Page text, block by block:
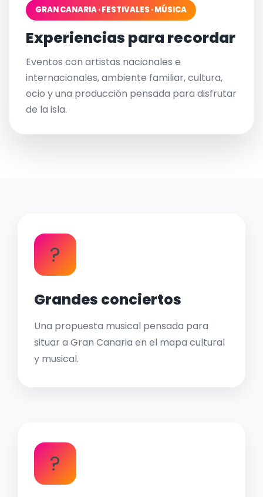
GRAN CANARIA · FESTIVALES · MÚSICA
Experiencias para recordar
Eventos con artistas nacionales e
internacionales, ambiente familiar, cultura,
ocio y una producción pensada para disfrutar
de la isla.
?
Grandes conciertos
Una propuesta musical pensada para
situar a Gran Canaria en el mapa cultural
y musical.
?